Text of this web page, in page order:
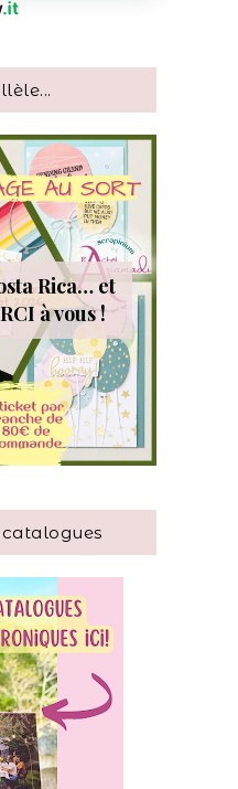
Rica… et
à vous !